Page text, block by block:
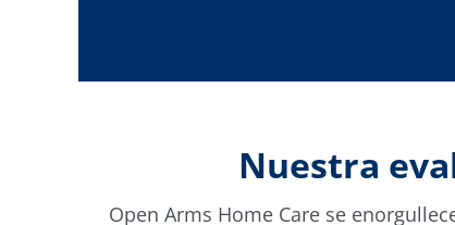
Nuestra
Open Arms Home Care se